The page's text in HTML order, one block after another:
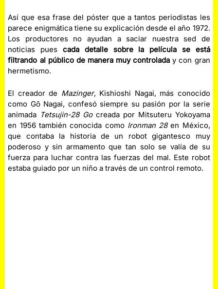
Así que esa frase del póster que a tantos periodistas les
parece enigmática tiene su explicación desde el año 1972.
Los productores no ayudan a saciar nuestra sed de
noticias pues cada detalle sobre la película se está
filtrando al público de manera muy controlada y con gran
hermetismo.
El creador de Mazinger, Kishioshi Nagai, más conocido
como Gō Nagai, confesó siempre su pasión por la serie
animada Tetsujin-28 Gocreada por Mitsuteru Yokoyama
en 1956 también conocida comoIronman 28en México,
que contaba la historia de un robot gigantesco muy
poderoso y sin armamento que tan solo se valía de su
fuerza para luchar contra las fuerzas del mal. Este robot
estaba guiado por un niño a través de un control remoto.